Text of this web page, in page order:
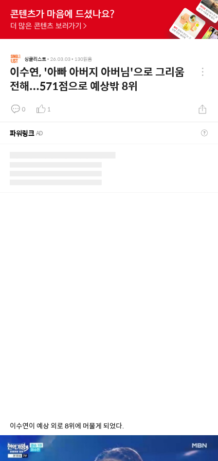
싱글리스트 • 26.03.03• 130읽음
이수연, '아빠 아버지 아버님'으로 그리움
전해...571점으로 예상밖 8위
0 1
파워링크AD
이수연이 예상 외로 8위에 머물게 되었다.